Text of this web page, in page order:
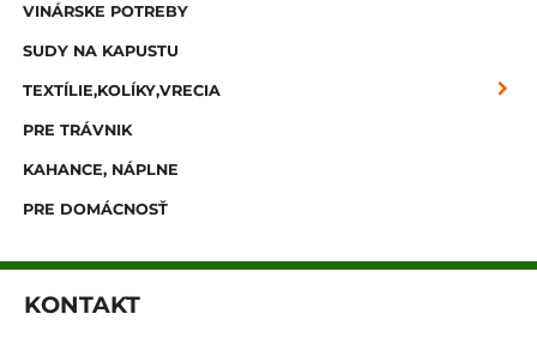
VINÁRSKE POTREBY
SUDY NA KAPUSTU
TEXTÍLIE,KOLÍKY,VRECIA
PRE TRÁVNIK
KAHANCE, NÁPLNE
PRE DOMÁCNOSŤ
KONTAKT